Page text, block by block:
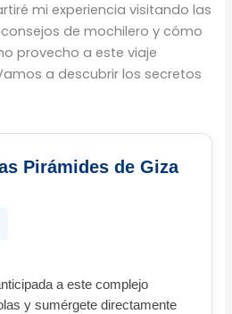
mi experiencia visitando las
de mochilero y cómo
provecho a este viaje
a descubrir los secretos
Pirámides de Giza
a este complejo
y sumérgete directamente